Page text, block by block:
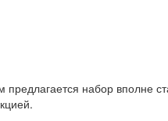
набор вполне